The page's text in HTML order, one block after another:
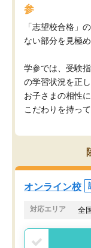
参
「志望校合格」
ない部分を見極
学参では、受験
の学習状況を正し
お子さまの相性
こだわりを持って
オンライン校
対応エリア 全